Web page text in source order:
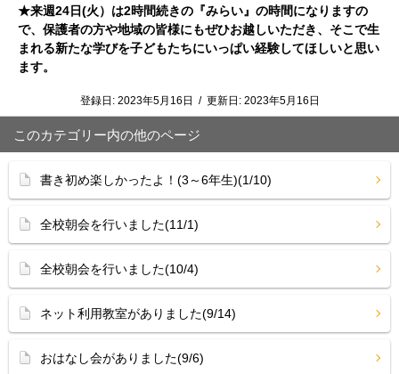
★来週24日(火）は2時間続きの『みらい』の時間になりますの
で、保護者の方や地域の皆様にもぜひお越しいただき、そこで生
まれる新たな学びを子どもたちにいっぱい経験してほしいと思い
ます。
登録日: 2023年5月16日 / 更新日: 2023年5月16日
このカテゴリー内の他のページ
書き初め楽しかったよ！(3～6年生)(1/10)
全校朝会を行いました(11/1)
全校朝会を行いました(10/4)
ネット利用教室がありました(9/14)
おはなし会がありました(9/6)